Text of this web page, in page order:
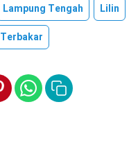
Lampung Tengah
Lilin
Terbakar